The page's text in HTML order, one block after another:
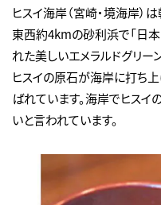
ヒスイ海岸（宮崎・境海岸）
東西約4kmの砂利浜で「日
れた美しいエメラルドグリー
ヒスイの原石が海岸に打ち上
ばれています。海岸でヒス
いと言われています。